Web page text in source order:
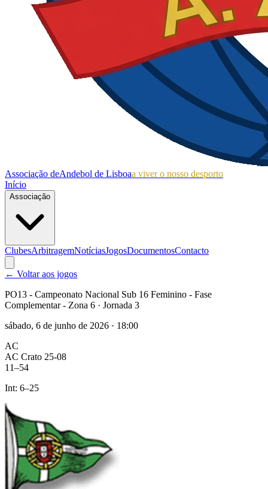
Associação deAndebol de Lisboaa viver o nosso desporto
Início
Associação
ClubesArbitragemNotíciasJogosDocumentosContacto
← Voltar aos jogos
PO13 - Campeonato Nacional Sub 16 Feminino - Fase
Complementar - Zona 6 · Jornada 3
sábado, 6 de junho de 2026 · 18:00
AC
AC Crato 25-08
11–54
Int: 6–25